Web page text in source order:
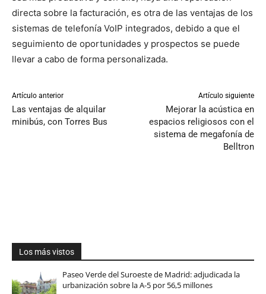
directa sobre la facturación, es otra de las ventajas de los
sistemas de telefonía VoIP integrados, debido a que el
seguimiento de oportunidades y prospectos se puede
llevar a cabo de forma personalizada.
Artículo anterior
Las ventajas de alquilar
minibús, con Torres Bus
Artículo siguiente
Mejorar la acústica en
espacios religiosos con el
sistema de megafonía de
Belltron
Los más vistos
Paseo Verde del Suroeste de Madrid: adjudicada la
urbanización sobre la A-5 por 56,5 millones